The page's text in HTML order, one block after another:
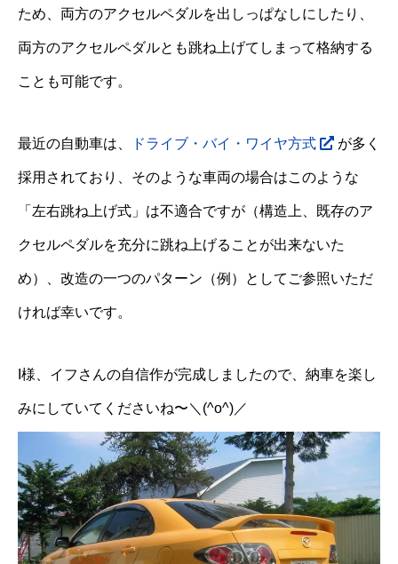
ため、両方のアクセルペダルを出しっぱなしにしたり、
両方のアクセルペダルとも跳ね上げてしまって格納する
ことも可能です。
最近の自動車は、 ドライブ・バイ・ワイヤ方式 が多く
採用されており、そのような車両の場合はこのような
「左右跳ね上げ式」は不適合ですが（構造上、既存のア
クセルペダルを充分に跳ね上げることが出来ないた
め）、改造の一つのパターン（例）としてご参照いただ
ければ幸いです。
I様、イフさんの自信作が完成しましたので、納車を楽し
みにしていてくださいね〜＼(^o^)／